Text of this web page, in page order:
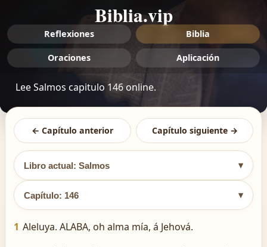
Biblia.vip
Reflexiones Biblia
Oraciones Aplicación
Lee Salmos capitulo 146 online.
← Capítulo anterior Capítulo siguiente →
Libro actual: Salmos ▾
Capítulo: 146 ▾
1 Aleluya. ALABA, oh alma mía, á Jehová.